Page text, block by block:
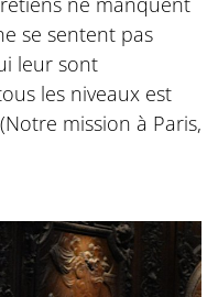
se sentent pas
leur sont
les niveaux est
mission à Paris,